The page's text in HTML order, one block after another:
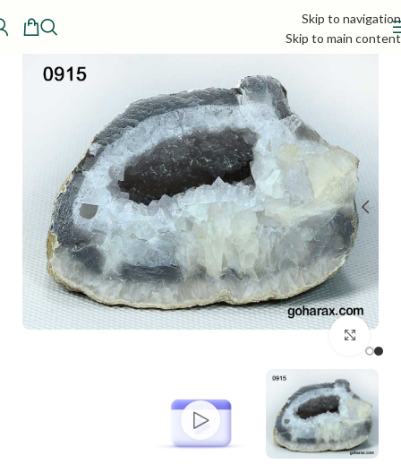
Skip to navigation
Skip to main content